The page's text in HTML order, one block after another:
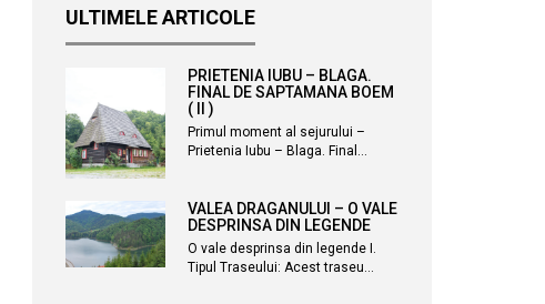
ULTIMELE ARTICOLE
PRIETENIA IUBU – BLAGA.
FINAL DE SAPTAMANA BOEM
( II )
Primul moment al sejurului –
Prietenia Iubu – Blaga. Final…
VALEA DRAGANULUI – O VALE
DESPRINSA DIN LEGENDE
O vale desprinsa din legende I.
Tipul Traseului: Acest traseu…